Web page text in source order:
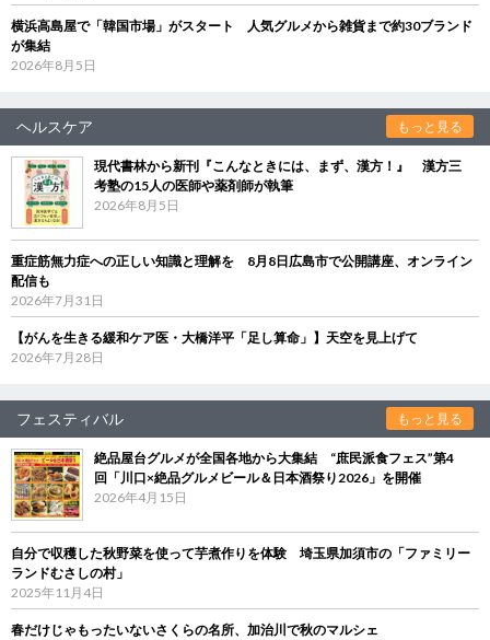
横浜高島屋で「韓国市場」がスタート 人気グルメから雑貨まで約30ブランド
が集結
2026年8月5日
ヘルスケア もっと見る
現代書林から新刊『こんなときには、まず、漢方！』 漢方三
考塾の15人の医師や薬剤師が執筆
2026年8月5日
重症筋無力症への正しい知識と理解を 8月8日広島市で公開講座、オンライン
配信も
2026年7月31日
【がんを生きる緩和ケア医・大橋洋平「足し算命」】天空を見上げて
2026年7月28日
フェスティバル もっと見る
絶品屋台グルメが全国各地から大集結 “庶民派食フェス”第4
回「川口×絶品グルメビール＆日本酒祭り2026」を開催
2026年4月15日
自分で収穫した秋野菜を使って芋煮作りを体験 埼玉県加須市の「ファミリー
ランドむさしの村」
2025年11月4日
春だけじゃもったいないさくらの名所、加治川で秋のマルシェ